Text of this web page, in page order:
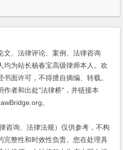
文、法律评论、案例、法律咨询
均为站长杨春宝高级律师本人。欢
面许可，不得擅自摘编、转载。
作者和出处"法律桥"，并链接本
。
询、法律法规）仅供参考，不构
完整性和时效性负责。您在处理具